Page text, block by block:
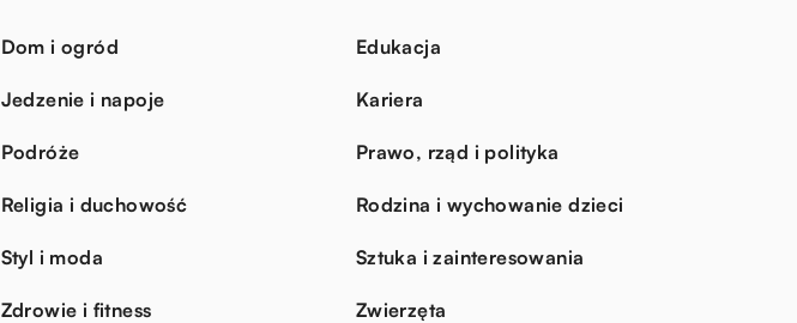
Dom i ogród Edukacja
Jedzenie i napoje Kariera
Podróże Prawo, rząd i polityka
Religia i duchowość Rodzina i wychowanie dzieci
Styl i moda Sztuka i zainteresowania
Zdrowie i fitness Zwierzęta